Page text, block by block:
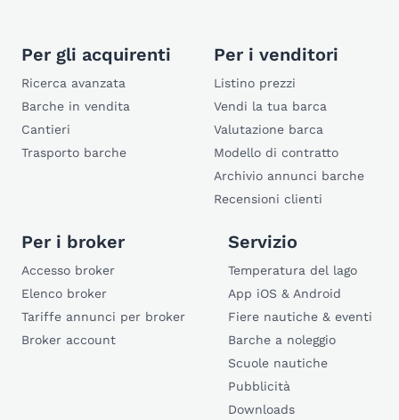
Per gli acquirenti
Ricerca avanzata
Barche in vendita
Cantieri
Trasporto barche
Per i venditori
Listino prezzi
Vendi la tua barca
Valutazione barca
Modello di contratto
Archivio annunci barche
Recensioni clienti
Per i broker
Accesso broker
Elenco broker
Tariffe annunci per broker
Broker account
Servizio
Temperatura del lago
App iOS & Android
Fiere nautiche & eventi
Barche a noleggio
Scuole nautiche
Pubblicità
Downloads